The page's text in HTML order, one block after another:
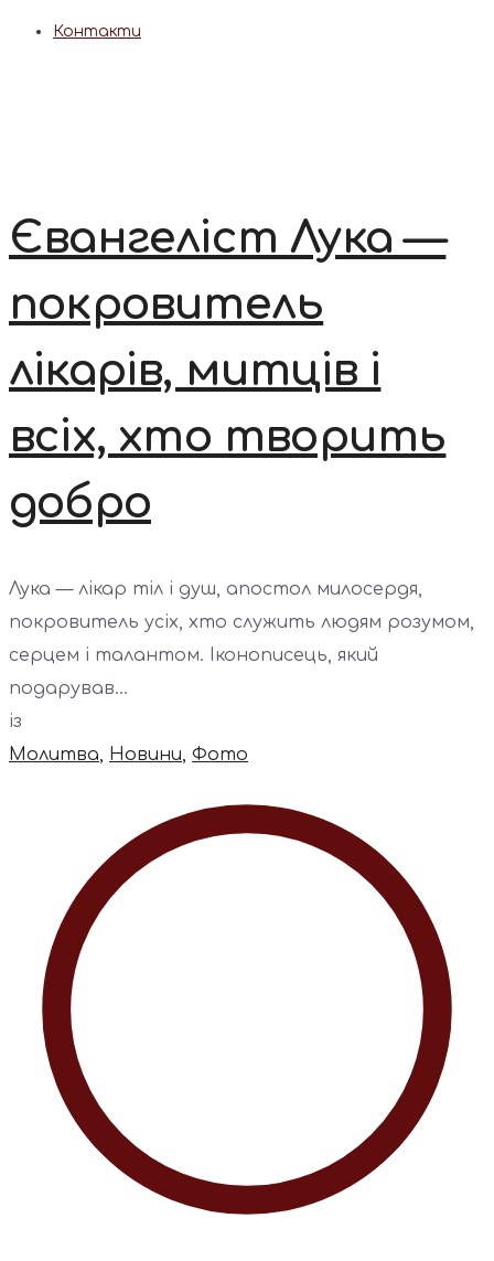
Контакти
Євангеліст Лука —
покровитель
лікарів, митців і
всіх, хто творить
добро
Лука — лікар тіл і душ, апостол милосердя,
покровитель усіх, хто служить людям розумом,
серцем і талантом. Іконописець, який
подарував...
із
Молитва, Новини, Фото